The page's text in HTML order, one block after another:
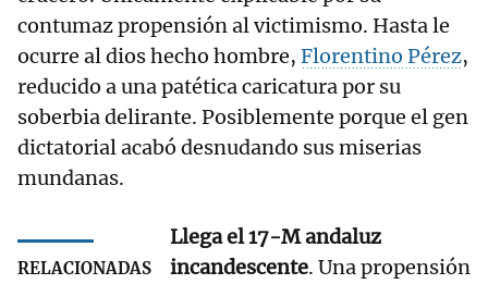
contumaz propensión al victimismo. Hasta le
ocurre al dios hecho hombre, Florentino Pérez,
reducido a una patética caricatura por su
soberbia delirante. Posiblemente porque el gen
dictatorial acabó desnudando sus miserias
mundanas.
RELACIONADAS
Llega el 17-M andaluz
incandescente. Una propensión